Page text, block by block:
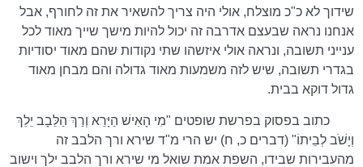
שידוך לא כ"כ מוצלח, אולי היה צריך להשאיר את זה לחורף, אבל
אנחנו נראה שבעצם אדרבה זה יכול להיות מישך שייך מאוד לכל
ענייני תשובה, ונראה אולי איזשהו שתי נקודות שהם מאוד יסודיות
בגדרי תשובה, שיש לזה משמעות מאוד גדולה והם מבחן מאוד
גדול דוקא בבית.
כתוב בפסוק בפרשת שופטים "מִי הָאִישׁ הַיָּרֵא וְרַךְ הַלֵּבָב יֵלֵךְ
וְיָשֹׁב לְבֵיתוֹ" (דברים כ, ח) יש הרי מ"ד שירא ורך הלבב זה
מהעבירות שבידו, השפת אמת שואל מי שירא ורך הלבב ילך וישוב